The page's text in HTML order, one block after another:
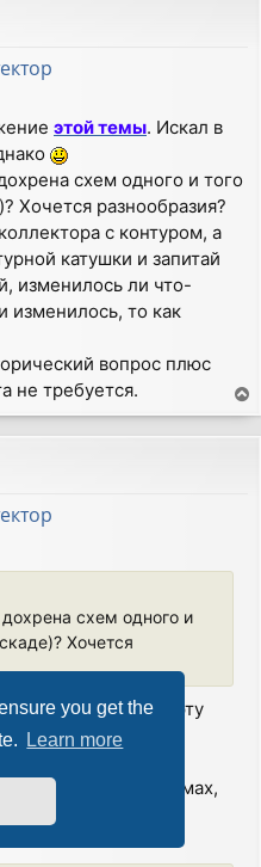
you get the
Learn more
этой темы. Искал в
схем одного и того
Хочется разнообразия?
с контуром, а
катушки и запитай
изменилось ли что-
изменилось, то как
вопрос плюс
не требуется.
o
p
схем одного и
Хочется
считают эту
изображено на схемах,
русским